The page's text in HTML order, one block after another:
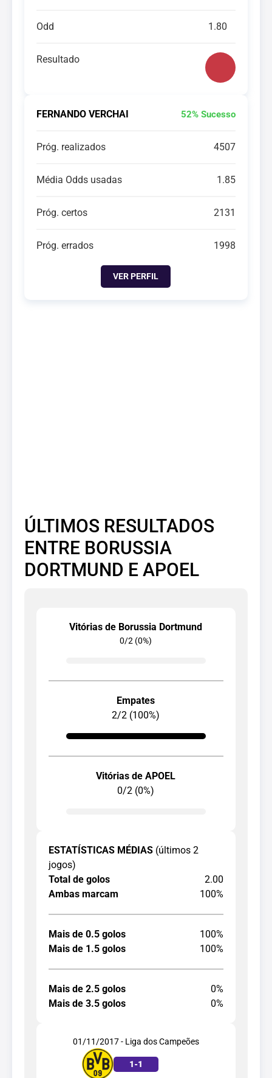
Odd 1.80
Resultado
FERNANDO VERCHAI 52% Sucesso
Próg. realizados 4507
Média Odds usadas 1.85
Próg. certos 2131
Próg. errados 1998
VER PERFIL
ÚLTIMOS RESULTADOS
ENTRE BORUSSIA
DORTMUND E APOEL
Vitórias de Borussia Dortmund
0/2 (0%)
Empates
2/2 (100%)
Vitórias de APOEL
0/2 (0%)
ESTATÍSTICAS MÉDIAS (últimos 2
jogos)
Total de golos
2.00
Ambas marcam
100%
Mais de 0.5 golos
100%
Mais de 1.5 golos
100%
Mais de 2.5 golos
0%
Mais de 3.5 golos
0%
01/11/2017 - Liga dos Campeões
1-1